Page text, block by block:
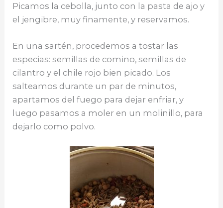
Picamos la cebolla, junto con la pasta de ajo y
el jengibre, muy finamente, y reservamos.
En una sartén, procedemos a tostar las
especias: semillas de comino, semillas de
cilantro y el chile rojo bien picado. Los
salteamos durante un par de minutos,
apartamos del fuego para dejar enfriar, y
luego pasamos a moler en un molinillo, para
dejarlo como polvo.